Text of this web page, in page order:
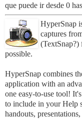
que puede ir desde 0
HyperSnap
captures
(TextSnap?)
possible.
HyperSnap combines
application with an
one easy-to-use tool!
to include in your Help
handouts,